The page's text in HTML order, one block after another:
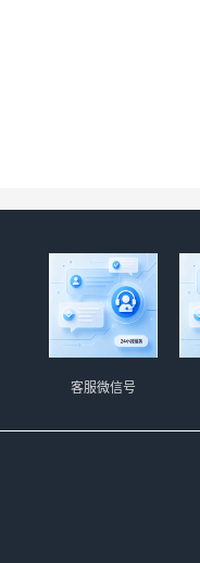
客服微信号